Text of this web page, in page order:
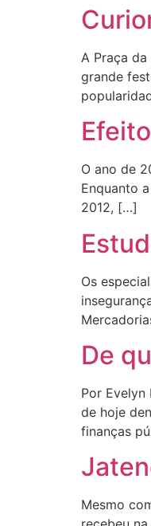
A Praça
grande
O ano de
Enquanto
2012, […]
Os
De
Por
de hoje
finanças
Mesmo